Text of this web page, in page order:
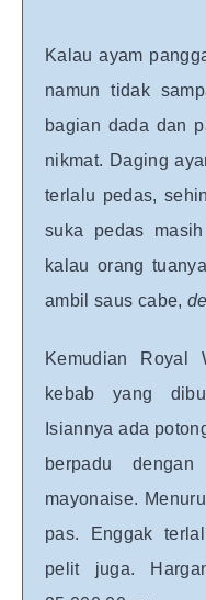
Kalau ayam
namun tidak
bagian dada dan
nikmat. Daging
terlalu pedas,
suka pedas
kalau orang
ambil saus cabe,
Kemudian Royal
kebab yang
Isiannya ada
berpadu
mayonaise.
pas. Enggak
pelit juga.